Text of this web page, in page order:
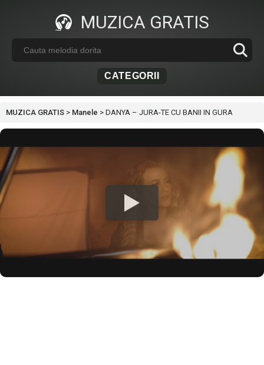
MUZICA GRATIS
CATEGORII
MUZICA GRATIS > Manele > DANYA – JURA-TE CU BANII IN GURA